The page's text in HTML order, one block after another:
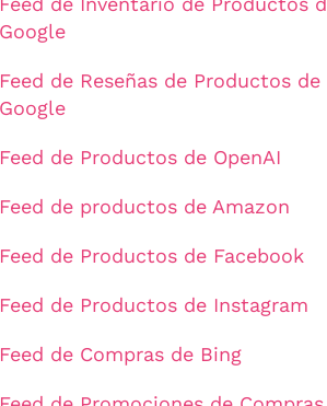
Google
Feed de Reseñas de Productos de
Google
Feed de Productos de OpenAI
Feed de productos de Amazon
Feed de Productos de Facebook
Feed de Productos de Instagram
Feed de Compras de Bing